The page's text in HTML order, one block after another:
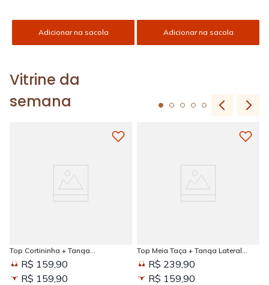
Adicionar na sacola Adicionar na sacola
Vitrine da
semana
Top Cortininha + Tanga
Amarradinha Estampada Sun
KissedR$ 159,90
R$ 159,90
Top Meia Taça + Tanga Lateral
Larga Estampada Sun Kissed
R$ 239,90
R$ 159,90